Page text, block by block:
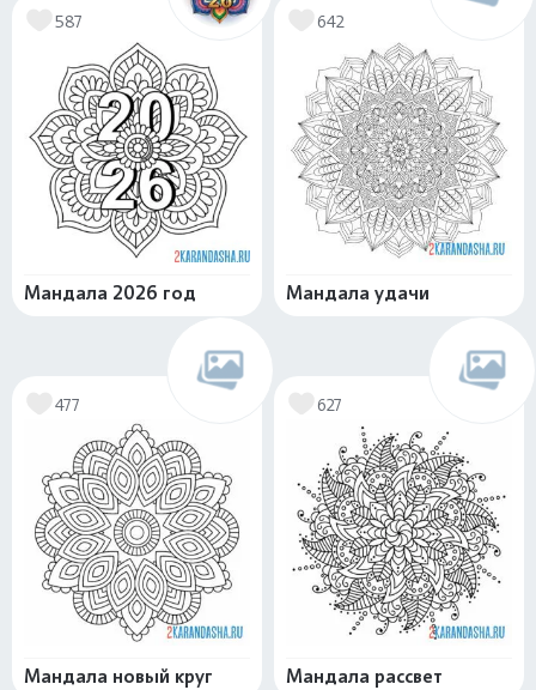
587
Мандала 2026 год
642
Мандала удачи
477
Мандала новый круг
627
Мандала рассвет